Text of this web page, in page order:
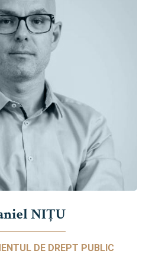
NIŢU
DE DREPT PUBLIC